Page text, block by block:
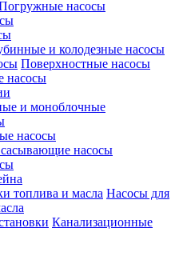
насосы
и колодезные насосы
Поверхностные насосы
насосы
и моноблочные
насосы
насосы
Насосы для
Канализационные